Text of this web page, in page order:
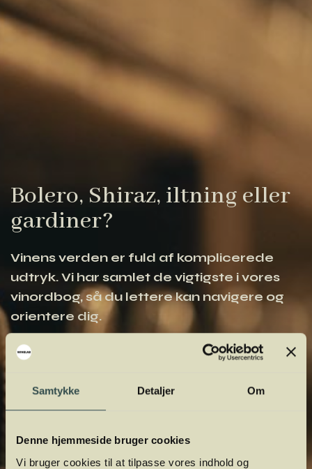
Samtykke Detaljer Om
Denne hjemmeside bruger cookies
Vi bruger cookies til at tilpasse vores indhold og
Bolero, Shiraz, iltning eller
gardiner?
Vinens verden er fuld af komplicerede
udtryk. Vi har samlet de vigtigste i vores
vinordbog, så du lettere kan navigere og
orientere dig.